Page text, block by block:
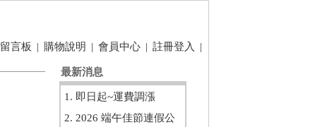
留言板 | 購物說明 | 會員中心 | 註冊登入 |
最新消息
1. 即日起~運費調漲
2. 2026 端午佳節連假公